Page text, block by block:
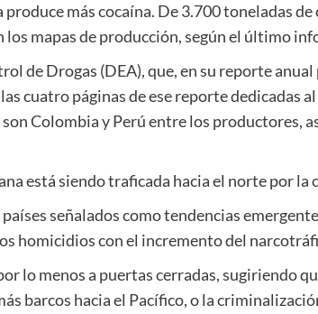
más cocaína. De 3.700 toneladas
mapas de producción, según el último
de Drogas (DEA), que, en su reporte
cuatro páginas de ese reporte dedicadas
Colombia y Perú entre los productores,
está siendo traficada hacia el norte por la
señalados como tendencias
homicidios con el incremento del
lo menos a puertas cerradas, sugiriendo
barcos hacia el Pacífico, o la